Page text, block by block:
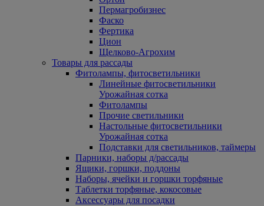
Пермагробизнес
Фаско
Фертика
Цион
Щелково-Агрохим
Товары для рассады
Фитолампы, фитосветильники
Линейные фитосветильники
Урожайная сотка
Фитолампы
Прочие светильники
Настольные фитосветильники
Урожайная сотка
Подставки для светильников, таймеры
Парники, наборы д/рассады
Ящики, горшки, поддоны
Наборы, ячейки и горшки торфяные
Таблетки торфяные, кокосовые
Аксессуары для посадки